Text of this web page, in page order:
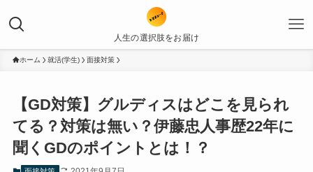
人生の選択肢をお届け
ホーム 就活(学生) 面接対策
【GD対策】グルディスはどこを見られ
てる？対策は無い？伊藤忠人事歴22年に
聞くGDのポイントとは！？